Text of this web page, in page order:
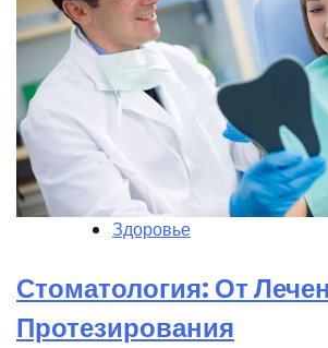
Здоровье
Стоматология: От
Протезирования